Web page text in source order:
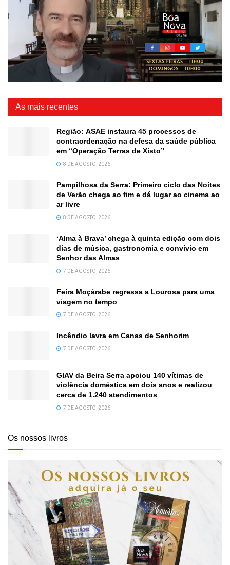
As mais recentes
Região: ASAE instaura 45 processos de
contraordenação na defesa da saúde pública
em “Operação Terras de Xisto”
8 DE AGOSTO, 2026
Pampilhosa da Serra: Primeiro ciclo das Noites
de Verão chega ao fim e dá lugar ao cinema ao
ar livre
8 DE AGOSTO, 2026
‘Alma à Brava’ chega à quinta edição com dois
dias de música, gastronomia e convívio em
Senhor das Almas
7 DE AGOSTO, 2026
Feira Moçárabe regressa a Lourosa para uma
viagem no tempo
7 DE AGOSTO, 2026
Incêndio lavra em Canas de Senhorim
7 DE AGOSTO, 2026
GIAV da Beira Serra apoiou 140 vítimas de
violência doméstica em dois anos e realizou
cerca de 1.240 atendimentos
7 DE AGOSTO, 2026
Os nossos livros